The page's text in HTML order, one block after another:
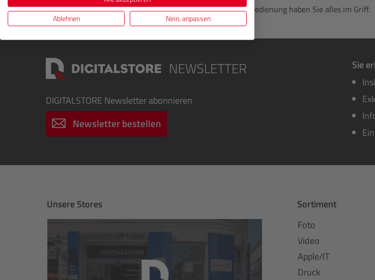
Ihre Aufnahmen. Ob Profi oder Amateur, mit dieser Fernbedienung haben Sie alles im Griff.
DIGITALSTORE Newsletter abonnieren
Newsletter bestellen
Sie
Unsere Stores
Sortiment
Foto
Video
Apple/IT
Druck
Ablehnen
Nein, anpassen